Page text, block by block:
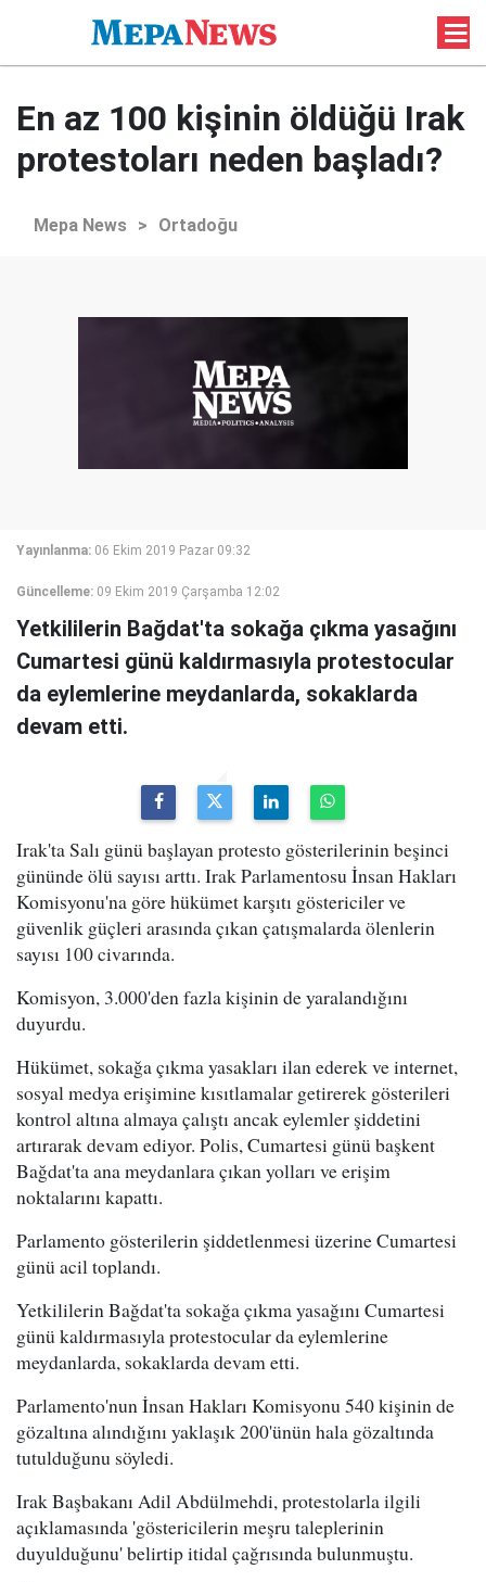
En az 100 kişinin öldüğü Irak
protestoları neden başladı?
Mepa News > Ortadoğu
Yayınlanma: 06 Ekim 2019 Pazar 09:32
Güncelleme: 09 Ekim 2019 Çarşamba 12:02
Yetkililerin Bağdat'ta sokağa çıkma yasağını
Cumartesi günü kaldırmasıyla protestocular
da eylemlerine meydanlarda, sokaklarda
devam etti.
Irak'ta Salı günü başlayan protesto gösterilerinin beşinci
gününde ölü sayısı arttı. Irak Parlamentosu İnsan Hakları
Komisyonu'na göre hükümet karşıtı göstericiler ve
güvenlik güçleri arasında çıkan çatışmalarda ölenlerin
sayısı 100 civarında.
Komisyon, 3.000'den fazla kişinin de yaralandığını
duyurdu.
Hükümet, sokağa çıkma yasakları ilan ederek ve internet,
sosyal medya erişimine kısıtlamalar getirerek gösterileri
kontrol altına almaya çalıştı ancak eylemler şiddetini
artırarak devam ediyor. Polis, Cumartesi günü başkent
Bağdat'ta ana meydanlara çıkan yolları ve erişim
noktalarını kapattı.
Parlamento gösterilerin şiddetlenmesi üzerine Cumartesi
günü acil toplandı.
Yetkililerin Bağdat'ta sokağa çıkma yasağını Cumartesi
günü kaldırmasıyla protestocular da eylemlerine
meydanlarda, sokaklarda devam etti.
Parlamento'nun İnsan Hakları Komisyonu 540 kişinin de
gözaltına alındığını yaklaşık 200'ünün hala gözaltında
tutulduğunu söyledi.
Irak Başbakanı Adil Abdülmehdi, protestolarla ilgili
açıklamasında 'göstericilerin meşru taleplerinin
duyulduğunu' belirtip itidal çağrısında bulunmuştu.